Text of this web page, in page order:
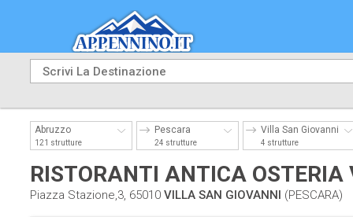
Abruzzo
121 strutture
Pescara
24 strutture
Villa San Giovanni
4 strutture
RISTORANTI ANTICA OSTERIA
Piazza Stazione,3, 65010 VILLA SAN GIOVANNI (PESCARA)